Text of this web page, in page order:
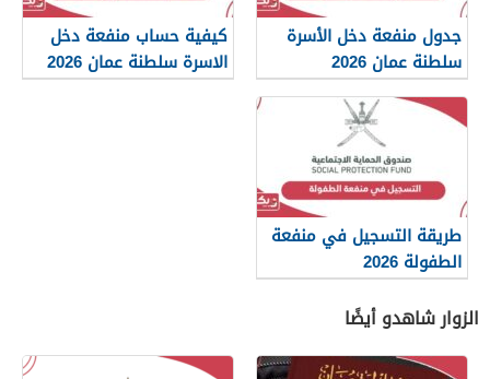
جدول منفعة دخل الأسرة
سلطنة عمان 2026
كيفية حساب منفعة دخل
الاسرة سلطنة عمان 2026
طريقة التسجيل في منفعة
الطفولة 2026
الزوار شاهدو أيضًا